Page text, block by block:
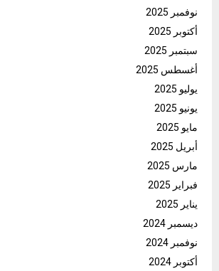
نوفمبر 2025
أكتوبر 2025
سبتمبر 2025
أغسطس 2025
يوليو 2025
يونيو 2025
مايو 2025
أبريل 2025
مارس 2025
فبراير 2025
يناير 2025
ديسمبر 2024
نوفمبر 2024
أكتوبر 2024